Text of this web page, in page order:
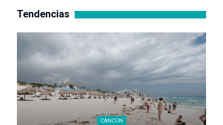
Tendencias
CANCÚN